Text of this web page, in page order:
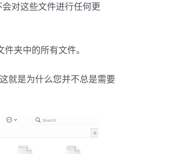
会对这些文件进行任何更
件夹中的所有文件。
就是为什么您并不总是需要